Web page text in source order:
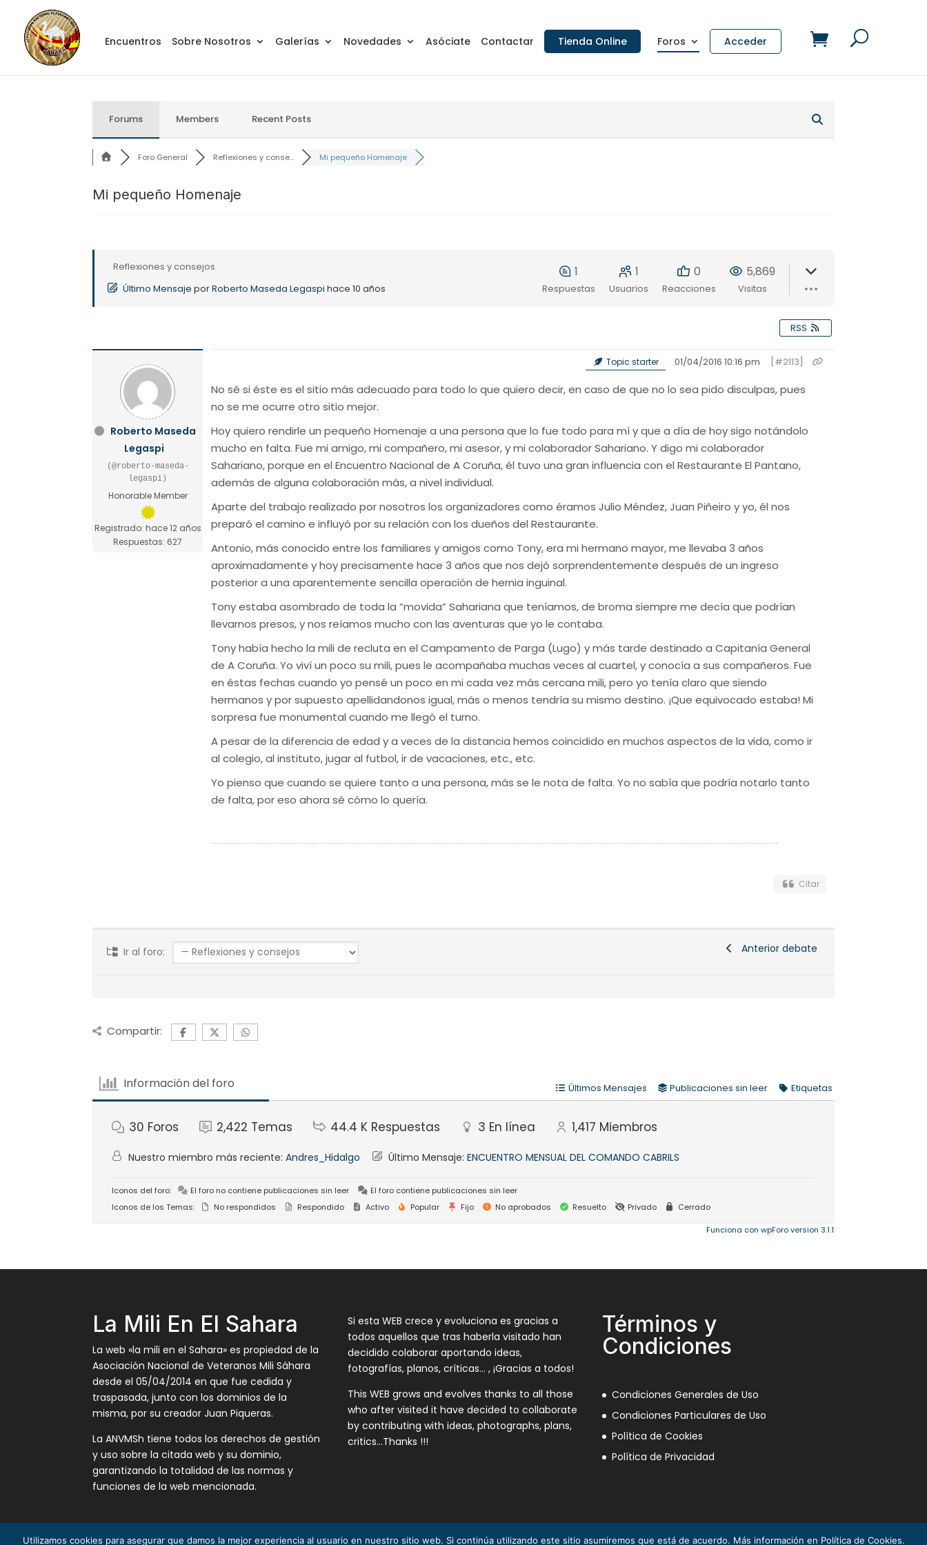
Encuentros Sobre Nosotros Galerías Novedades Asóciate Contactar Tienda Online Foros Acceder
Forums Members Recent Posts
Foro General Reflexiones y conse... Mi pequeño Homenaje
Mi pequeño Homenaje
Reflexiones y consejos
Último Mensaje porRoberto Maseda Legaspi hace 10 años
1
Respuestas
1
Usuarios
0
Reacciones
5,869
Visitas
RSS
Roberto Maseda
Legaspi
(@roberto-maseda-
legaspi)
Honorable Member
Registrado: hace 12 años
Respuestas: 627
Topic starter 01/04/2016 10:16 pm [#2113]
No sé si éste es el sitio más adecuado para todo lo que quiero decir, en caso de que no lo sea pido disculpas, pues
no se me ocurre otro sitio mejor.
Hoy quiero rendirle un pequeño Homenaje a una persona que lo fue todo para mí y que a día de hoy sigo notándolo
mucho en falta. Fue mi amigo, mi compañero, mi asesor, y mi colaborador Sahariano. Y digo mi colaborador
Sahariano, porque en el Encuentro Nacional de A Coruña, él tuvo una gran influencia con el Restaurante El Pantano,
además de alguna colaboración más, a nivel individual.
Aparte del trabajo realizado por nosotros los organizadores como éramos Julio Méndez, Juan Piñeiro y yo, él nos
preparó el camino e influyó por su relación con los dueños del Restaurante.
Antonio, más conocido entre los familiares y amigos como Tony, era mi hermano mayor, me llevaba 3 años
aproximadamente y hoy precisamente hace 3 años que nos dejó sorprendentemente después de un ingreso
posterior a una aparentemente sencilla operación de hernia inguinal.
Tony estaba asombrado de toda la “movida” Sahariana que teníamos, de broma siempre me decía que podrían
llevarnos presos, y nos reíamos mucho con las aventuras que yo le contaba.
Tony había hecho la mili de recluta en el Campamento de Parga (Lugo) y más tarde destinado a Capitanía General
de A Coruña. Yo viví un poco su mili, pues le acompañaba muchas veces al cuartel, y conocía a sus compañeros. Fue
en éstas fechas cuando yo pensé un poco en mi cada vez más cercana mili, pero yo tenía claro que siendo
hermanos y por supuesto apellidandonos igual, más o menos tendría su mismo destino. ¡Que equivocado estaba! Mi
sorpresa fue monumental cuando me llegó el turno.
A pesar de la diferencia de edad y a veces de la distancia hemos coincidido en muchos aspectos de la vida, como ir
al colegio, al instituto, jugar al futbol, ir de vacaciones, etc., etc.
Yo pienso que cuando se quiere tanto a una persona, más se le nota de falta. Yo no sabía que podría notarlo tanto
de falta, por eso ahora sé cómo lo quería.
Citar
Ir al foro: Anterior debate
Compartir:
Información del foro Últimos Mensajes Publicaciones sin leer Etiquetas
30 Foros 2,422 Temas 44.4 K Respuestas 3 En línea 1,417 Miembros
Nuestro miembro más reciente:Andres_Hidalgo Último Mensaje:ENCUENTRO MENSUAL DEL COMANDO CABRILS
Iconos del foro: El foro no contiene publicaciones sin leer
El foro contiene publicaciones sin leer
Iconos de los Temas:
No respondidos Respondido Activo Popular Fijo No aprobados Resuelto Privado Cerrado
Funciona con wpForo version 3.1.1
La Mili En El Sahara
La web «la mili en el Sahara» es propiedad de la
Asociación Nacional de Veteranos Mili Sáhara
desde el 05/04/2014 en que fue cedida y
traspasada, junto con los dominios de la
misma, por su creador Juan Piqueras.
La ANVMSh tiene todos los derechos de gestión
y uso sobre la citada web y su dominio,
garantizando la totalidad de las normas y
funciones de la web mencionada.
Si esta WEB crece y evoluciona es gracias a
todos aquellos que tras haberla visitado han
decidido colaborar aportando ideas,
fotografías, planos, críticas… , ¡Gracias a todos!
This WEB grows and evolves thanks to all those
who after visited it have decided to collaborate
by contributing with ideas, photographs, plans,
critics…Thanks !!!
Términos y
Condiciones
Condiciones Generales de Uso
Condiciones Particulares de Uso
Política de Cookies
Política de Privacidad
Utilizamos cookies para asegurar que damos la mejor experiencia al usuario en nuestro sitio web. Si continúa utilizando este sitio asumiremos que está de acuerdo. Más información en Política de Cookies.